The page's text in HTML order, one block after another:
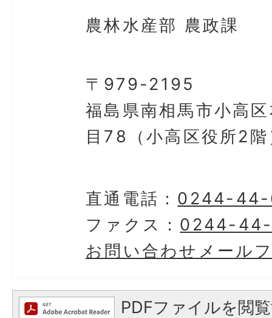
農林水産部 農政課
〒979-2195
福島県南相馬市小高
目78（小高区役所2階
直通電話： 0244-
ファクス： 0244-
お問い合わせメール
PDFファイルを閲